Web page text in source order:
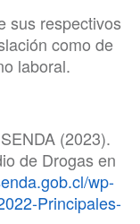
sus respectivos
como de
laboral.
(2023).
de Drogas en
wp-
Principales-